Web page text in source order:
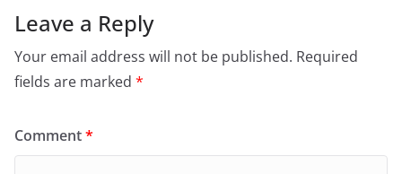
Leave a Reply
Your email address will not be published. Required
fields are marked *
Comment*